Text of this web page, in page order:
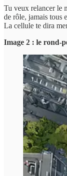
Tu veux relancer le
de rôle, jamais tous
La cellule te dira
Image 2 : le rond-